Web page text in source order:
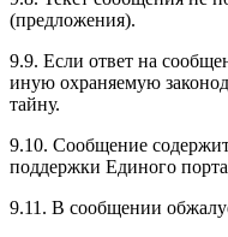
(предложения).
9.9. Если ответ на
иную охраняемую
тайну.
9.10. Сообщение
поддержки Единого
9.11. В сообщении